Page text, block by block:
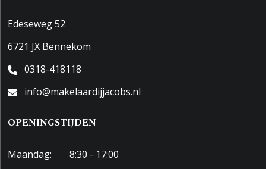
Edeseweg 52
6721 JX Bennekom
0318-418118
info@makelaardijjacobs.nl
OPENINGSTIJDEN
Maandag:
8:30 - 17:00